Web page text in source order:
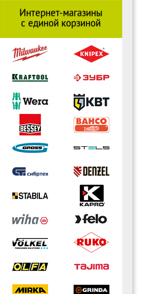
Интернет-магазины
с единой корзиной